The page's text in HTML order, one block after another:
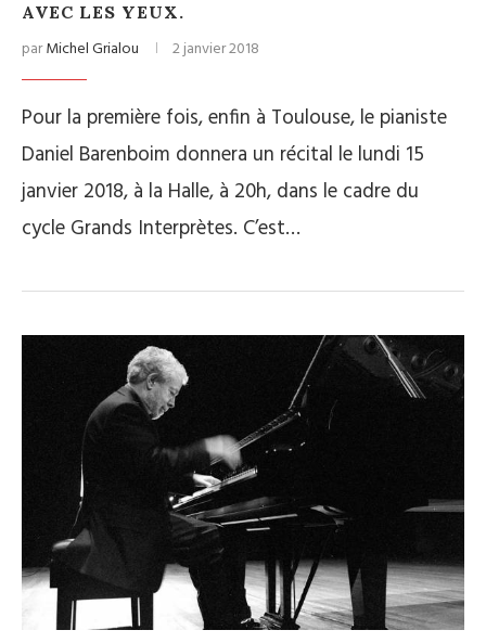
AVEC LES YEUX.
parMichel Grialou 2 janvier 2018
Pour la première fois, enfin à Toulouse, le pianiste
Daniel Barenboim donnera un récital le lundi 15
janvier 2018, à la Halle, à 20h, dans le cadre du
cycle Grands Interprètes. C’est…